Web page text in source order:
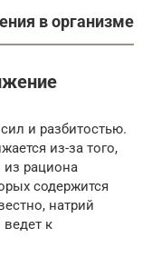
в организме
и разбитостью.
из-за того,
из рациона
содержится
натрий
ведет к